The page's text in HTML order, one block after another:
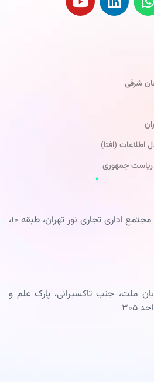
شرقی
اطلاعات (افتا)
ریاست جمهوری
دفتر تهران: میدان ولیعصر، مجتمع اداری تجاری نور تهران، طبقه ۱۰،
ملت، جنب تاکسیرانی، پارک علم و